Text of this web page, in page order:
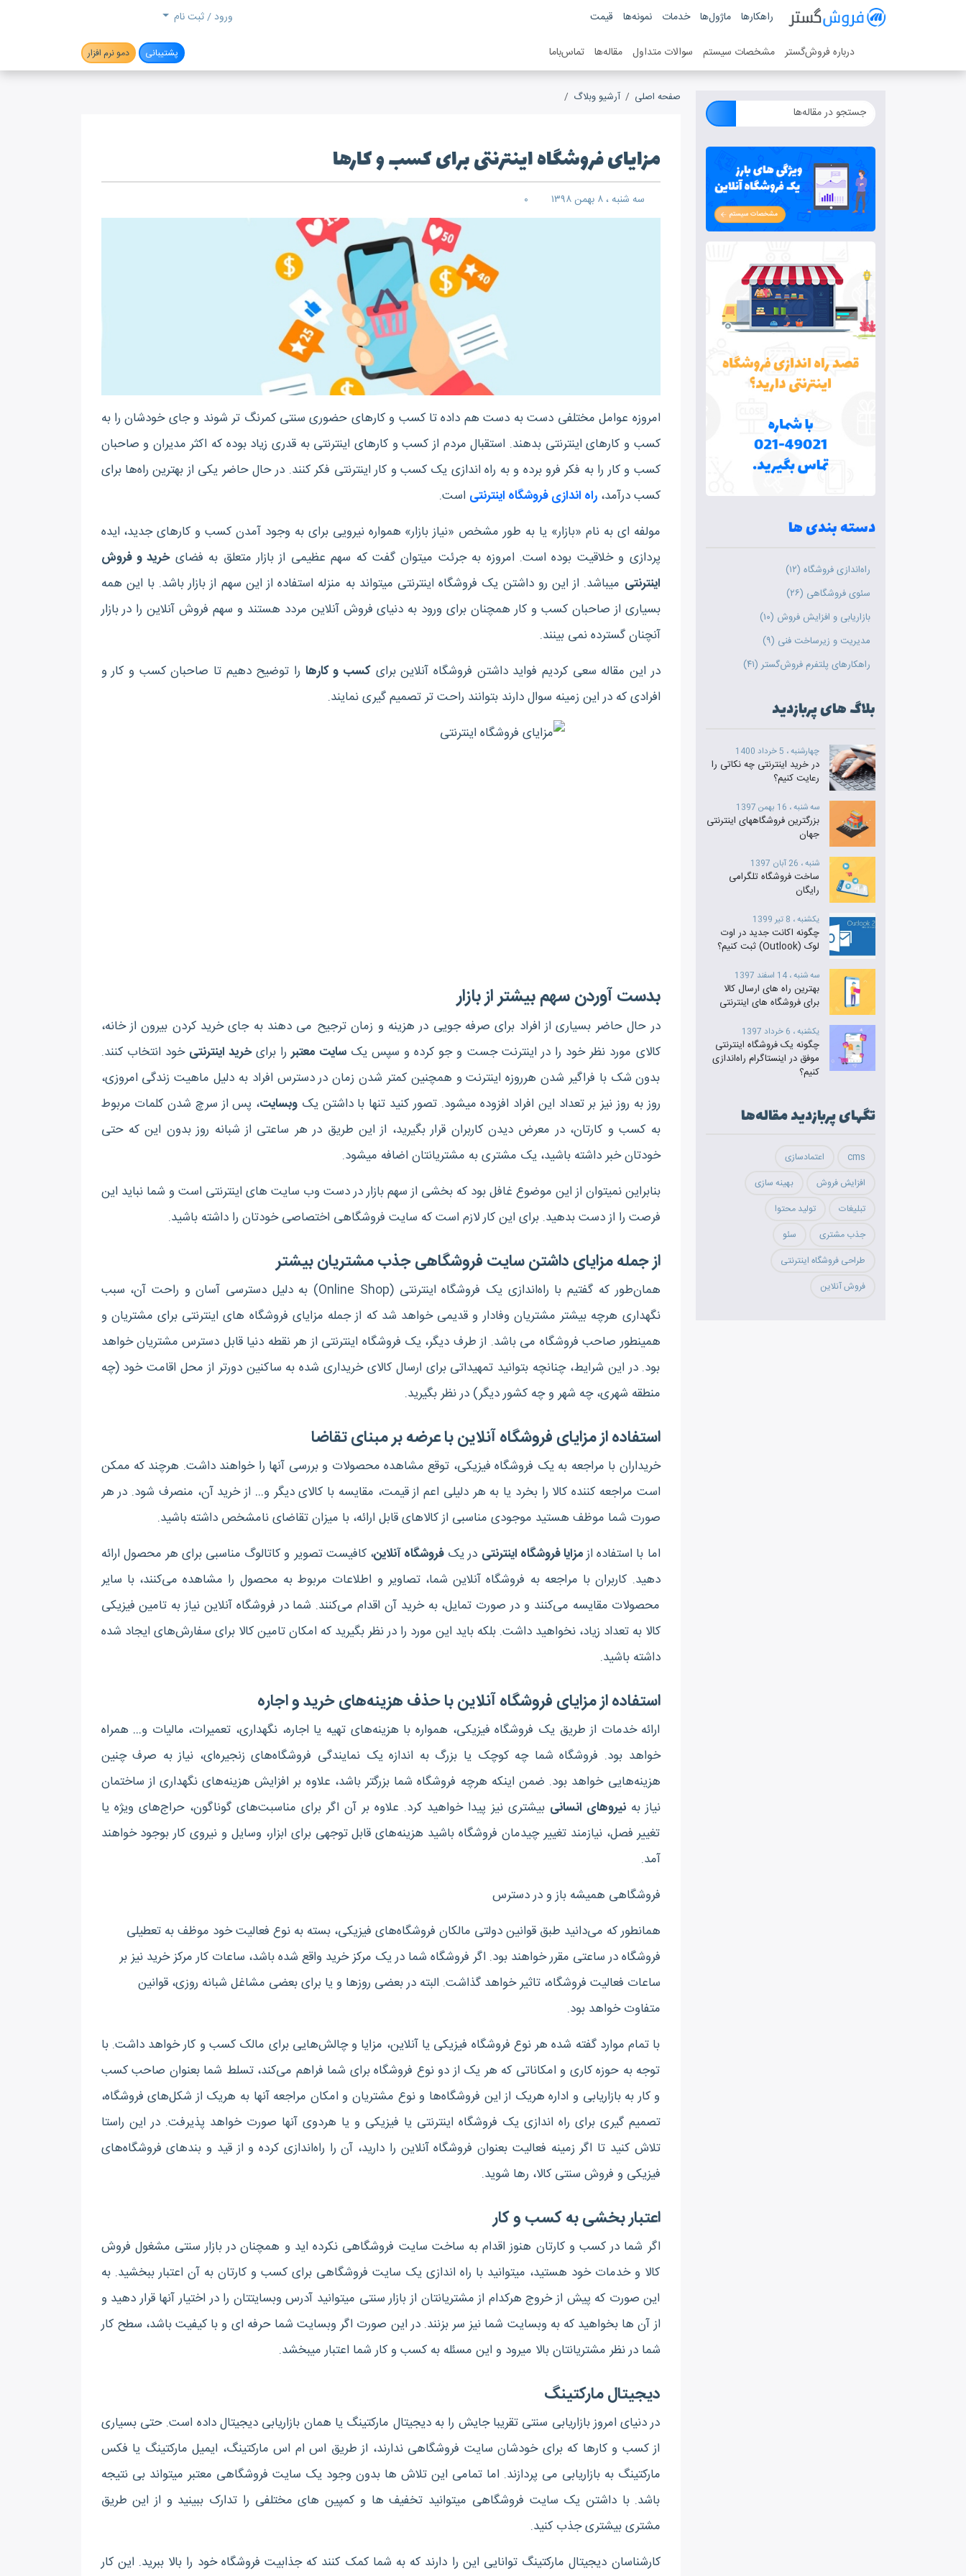
فروش گستر
راهکارها ماژول‌ها خدمات نمونه‌ها قیمت ورود / ثبت نام
درباره فروش‌گستر مشخصات سیستم سوالات متداول مقاله‌ها تماس‌باما پشتیبانی دمو نرم افزار
دسته بندی ها
راه‌اندازی فروشگاه (۱۲)
سئوی فروشگاهی (۲۶)
بازاریابی و افزایش فروش (۱۰)
مدیریت و زیرساخت فنی (۹)
راهکارهای پلتفرم فروش‌گستر (۴۱)
بلاگ های پربازدید
چهارشنبه ، 5 خرداد 1400
در خرید اینترنتی چه نکاتی را
رعایت کنیم؟
سه شنبه ، 16 بهمن 1397
بزرگترین فروشگاههای اینترنتی
جهان
شنبه ، 26 آبان 1397
ساخت فروشگاه تلگرامی
رایگان
یکشنبه ، 8 تیر 1399
چگونه اکانت جدید در اوت
لوک (Outlook) ثبت کنیم؟
سه شنبه ، 14 اسفند 1397
بهترین راه های ارسال کالا
برای فروشگاه‎ های اینترنتی
یکشنبه ، 6 خرداد 1397
چگونه یک فروشگاه اینترنتی
موفق در اینستاگرام راه‌اندازی
کنیم؟
تگ‎های پربازدید مقاله‌ها
cms
اعتمادسازی
افزایش فروش
بهینه سازی
تبلیغات
تولید محتوا
جذب مشتری
سئو
طراحی فروشگاه اینترنتی
فروش آنلاین
صفحه اصلی آرشیو وبلاگ
مزایای فروشگاه اینترنتی برای کسب و کارها
سه شنبه ، ۸ بهمن ۱۳۹۸
امروزه عوامل مختلفی دست به دست هم داده تا کسب و کارهای حضوری سنتی کمرنگ تر شوند و جای خودشان را به
کسب و کارهای اینترنتی بدهند. استقبال مردم از کسب و کارهای اینترنتی به قدری زیاد بوده که اکثر مدیران و صاحبان
کسب و کار را به فکر فرو برده و به راه اندازی یک کسب و کار اینترنتی فکر ‌کنند. در حال حاضر یکی از بهترین‌ راه‌ها برای
کسب درآمد،راه اندازی فروشگاه اینترنتی است.
مولفه ای به نام «بازار» یا به طور مشخص «نیاز بازار» همواره نیرویی برای به وجود آمدن کسب و کارهای جدید، ایده
پردازی و خلاقیت بوده است. امروزه به جرئت میتوان گفت که سهم عظیمی از بازار متعلق به فضایخرید و فروش
اینترنتی میباشد. از این رو داشتن یک فروشگاه اینترنتی میتواند به منزله استفاده از این سهم از بازار باشد. با این همه
بسیاری از صاحبان کسب و کار همچنان برای ورود به دنیای فروش آنلاین مردد هستند و سهم فروش آنلاین را در بازار
آنچنان گسترده نمی بینند.
در این مقاله سعی کردیم فواید داشتن فروشگاه آنلاین برایکسب و کارها را توضیح دهیم تا صاحبان کسب و کار و
افرادی که در این زمینه سوال دارند بتوانند راحت تر تصمیم گیری نمایند.
بدست آوردن سهم بیشتر از بازار
در حال حاضر بسیاری از افراد برای صرفه جویی در هزینه و زمان ترجیح می دهند به جای خرید کردن بیرون از خانه،
کالای مورد نظر خود را در اینترنت جست و جو کرده و سپس یکسایت معتبررا برایخرید اینترنتی خود انتخاب کنند.
بدون شک با فراگیر شدن هرروزه اینترنت و همچنین کمتر شدن زمان در دسترس افراد به دلیل ماهیت زندگی امروزی،
روز به روز نیز بر تعداد این افراد افزوده میشود. تصور کنید تنها با داشتن یک وبسایت، پس از سرچ شدن کلمات مربوط
به کسب و کارتان، در معرض دیدن کاربران قرار بگیرید، از این طریق در هر ساعتی از شبانه روز بدون این که حتی
خودتان خبر داشته باشید، یک مشتری به مشتریانتان اضافه میشود.
بنابراین نمیتوان از این موضوع غافل بود که بخشی از سهم بازار در دست وب سایت های اینترنتی است و شما نباید این
فرصت را از دست بدهید. برای این کار لازم است که سایت فروشگاهی اختصاصی خودتان را داشته باشید.
از جمله مزایای داشتن سایت فروشگاهی جذب مشتریان بیشتر
همان‌طور که گفتیم با راه‌اندازی یک فروشگاه اینترنتی (Online Shop)
به دلیل دسترسی آسان و راحت آن، سبب
نگهداری هرچه بیشتر مشتریان وفادار و قدیمی خواهد شد که از جمله مزایای فروشگاه های اینترنتی برای مشتریان و
همینطور صاحب فروشگاه می باشد. از طرف دیگر، یک فروشگاه اینترنتی از هر نقطه دنیا قابل دسترس مشتریان خواهد
بود‌. در این شرایط، چنانچه بتوانید تمهیداتی برای ارسال کالای خریداری شده به ساکنین دورتر از محل اقامت خود (چه
منطقه شهری، چه شهر و چه کشور دیگر) در نظر بگیرید.
استفاده از مزایای فروشگاه آنلاین با عرضه بر مبنای تقاضا
خریداران با مراجعه به یک فروشگاه فیزیکی، توقع مشاهده محصولات و بررسی آنها را خواهند داشت. هرچند که ممکن
است مراجعه کننده کالا را بخرد یا به هر دلیلی اعم از قیمت، مقایسه با کالای دیگر و… از خرید آن، منصرف شود. در هر
صورت شما موظف هستید موجودی مناسبی از کالاهای قابل ارائه، با میزان تقاضای نامشخص داشته باشید.
اما با استفاده ازمزایا فروشگاه اینترنتی در یک فروشگاه آنلاین، کافیست تصویر و کاتالوگ مناسبی برای هر محصول ارائه
دهید. کاربران با مراجعه به فروشگاه آنلاین شما، تصاویر و اطلاعات مربوط به محصول را مشاهده می‌کنند، با سایر
محصولات مقایسه می‌کنند و در صورت تمایل، به خرید آن اقدام می‌کنند. شما در فروشگاه آنلاین نیاز به تامین فیزیکی
کالا به تعداد زیاد، نخواهید داشت. بلکه باید این مورد را در نظر بگیرید که امکان تامین کالا برای سفارش‌های ایجاد شده
داشته باشید.
استفاده از مزایای فروشگاه آنلاین با حذف هزینه‌های خرید و اجاره
ارائه خدمات از طریق یک فروشگاه فیزیکی، همواره با هزینه‌های تهیه یا اجاره، نگهداری، تعمیرات، مالیات و… همراه
خواهد بود. فروشگاه شما چه کوچک یا بزرگ به اندازه یک نمایندگی فروشگاه‌های زنجیره‌ای، نیاز به صرف چنین
هزینه‌هایی خواهد بود. ضمن اینکه هرچه فروشگاه شما بزرگتر باشد، علاوه بر افزایش هزینه‌های نگهداری از ساختمان
نیاز بهنیروهای انسانی بیشتری نیز پیدا خواهید کرد. علاوه بر آن اگر برای مناسبت‌های گوناگون، حراج‌های ویژه یا
تغییر فصل، نیازمند تغییر چیدمان فروشگاه باشید هزینه‌های قابل توجهی برای ابزار، وسایل و نیروی کار بوجود خواهند
آمد.
فروشگاهی همیشه باز و در دسترس
همانطور که می‌دانید طبق قوانین دولتی مالکان فروشگاه‌های فیزیکی، بسته به نوع فعالیت خود موظف به تعطیلی
فروشگاه در ساعتی مقرر خواهند بود. اگر فروشگاه شما در یک مرکز خرید واقع شده باشد، ساعات کار مرکز خرید نیز بر
ساعات فعالیت فروشگاه، تاثیر خواهد گذاشت. البته در بعضی روزها و یا برای بعضی مشاغل شبانه روزی، قوانین
متفاوت خواهد بود.
با تمام موارد گفته شده هر نوع فروشگاه فیزیکی یا آنلاین، مزایا و چالش‌هایی برای مالک کسب و کار خواهد داشت. با
توجه به حوزه کاری و امکاناتی که هر یک از دو نوع فروشگاه برای شما فراهم می‌کند، تسلط شما بعنوان صاحب کسب
و کار به بازاریابی و اداره هریک از این فروشگاه‌ها و نوع مشتریان و امکان مراجعه آنها به هریک از شکل‌های فروشگاه،
تصمیم گیری برای راه اندازی یک فروشگاه اینترنتی یا فیزیکی و یا هردوی آنها صورت خواهد پذیرفت. در این راستا
تلاش کنید تا اگر زمینه فعالیت بعنوان فروشگاه آنلاین را دارید، آن را راه‌اندازی کرده و از قید و بندهای فروشگاه‌های
فیزیکی و فروش سنتی کالا، رها شوید.
اعتبار بخشی به کسب و کار
اگر شما در کسب و کارتان هنوز اقدام به ساخت سایت فروشگاهی نکرده اید و همچنان در بازار سنتی مشغول فروش
کالا و خدمات خود هستید، میتوانید با راه اندازی یک سایت فروشگاهی برای کسب و کارتان به آن اعتبار ببخشید. به
این صورت که پیش از خروج هرکدام از مشتریانتان از بازار سنتی میتوانید آدرس وبسایتتان را در اختیار آنها قرار دهید و
از آن ها بخواهید که به وبسایت شما نیز سر بزنند. در این صورت اگر وبسایت شما حرفه ای و با کیفیت باشد، سطح کار
شما در نظر مشتریانتان بالا میرود و این مسئله به کسب و کار شما اعتبار میبخشد.
دیجیتال مارکتینگ
در دنیای امروز بازاریابی سنتی تقریبا جایش را به دیجیتال مارکتینگ یا همان بازاریابی دیجیتال داده است. حتی بسیاری
از کسب و کارها که برای خودشان سایت فروشگاهی ندارند، از طریق اس ام اس مارکتینگ، ایمیل مارکتینگ یا فکس
مارکتینگ به بازاریابی می پردازند. اما تمامی این تلاش ها بدون وجود یک سایت فروشگاهی معتبر میتواند بی نتیجه
باشد. با داشتن یک سایت فروشگاهی میتوانید تخفیف ها و کمپین های مختلفی را تدارک ببینید و از این طریق
مشتری بیشتری جذب کنید.
کارشناسان دیجیتال مارکتینگ توانایی این را دارند که به شما کمک کنند که جذابیت فروشگاه خود را بالا ببرید. این کار